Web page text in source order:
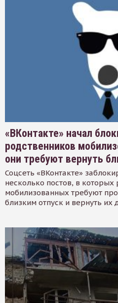
«ВКонтакте» начал
родственников
они требуют вернуть
Соцсеть «ВКонтакте»
несколько постов, в которых
мобилизованных требуют
близким отпуск и вернуть их